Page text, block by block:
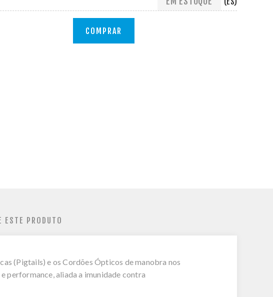
COMPRAR
ESTE PRODUTO
(Pigtails) e os Cordões Ópticos de manobra nos
performance, aliada a imunidade contra